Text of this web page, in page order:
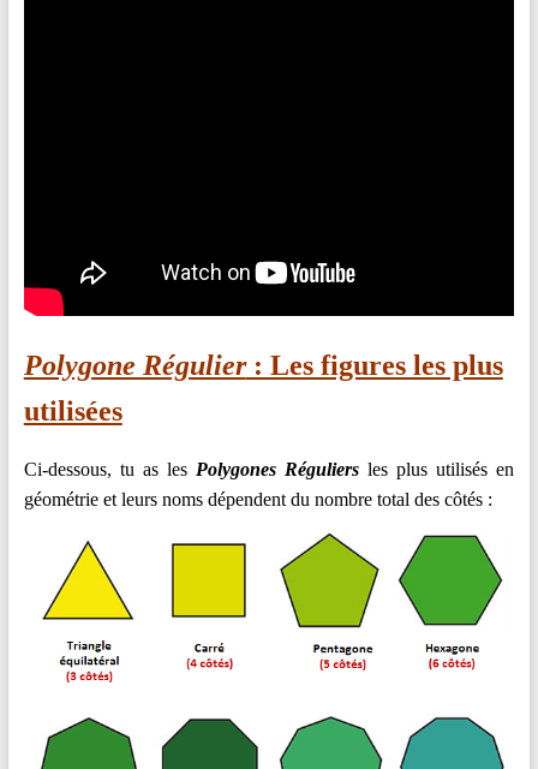
Polygone Régulier: Les figures les plus
utilisées
Ci-dessous, tu as les Polygones Réguliers les plus utilisés en
géométrie et leurs noms dépendent du nombre total des côtés :